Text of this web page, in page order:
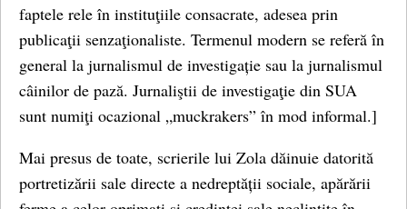
faptele rele în instituţiile consacrate, adesea prin
publicaţii senzaţionaliste. Termenul modern se referă în
general la jurnalismul de investigație sau la jurnalismul
câinilor de pază. Jurnaliştii de investigaţie din SUA
sunt numiţi ocazional „muckrakers” în mod informal.]
Mai presus de toate, scrierile lui Zola dăinuie datorită
portretizării sale directe a nedreptății sociale, apărării